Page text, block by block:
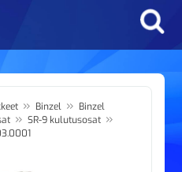
» Binzel » Binzel
» SR-9 kulutusosat »